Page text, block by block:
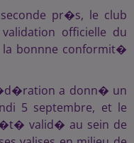
pr�s, le club
officielle du
la bonnne conformit�
a donn� un
5 septembre, et le
valid� au sein de